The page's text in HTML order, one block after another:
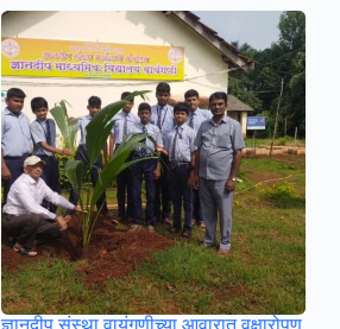
ज्ञानदीप संस्था वायंगणीच्या आवारात वृक्षारोपण